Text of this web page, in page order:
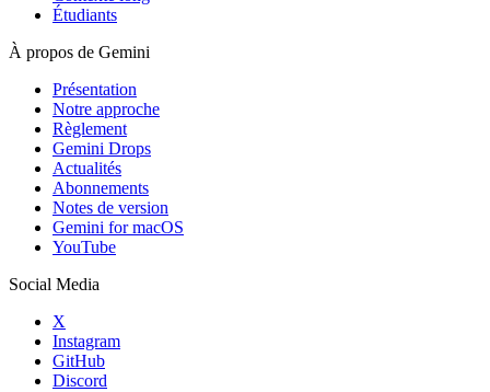
Étudiants
À propos de Gemini
Présentation
Notre approche
Règlement
Gemini Drops
Actualités
Abonnements
Notes de version
Gemini for macOS
YouTube
Social Media
X
Instagram
GitHub
Discord